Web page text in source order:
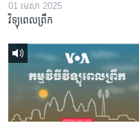
01 មេសា 2025
វិទ្យុពេលព្រឹក